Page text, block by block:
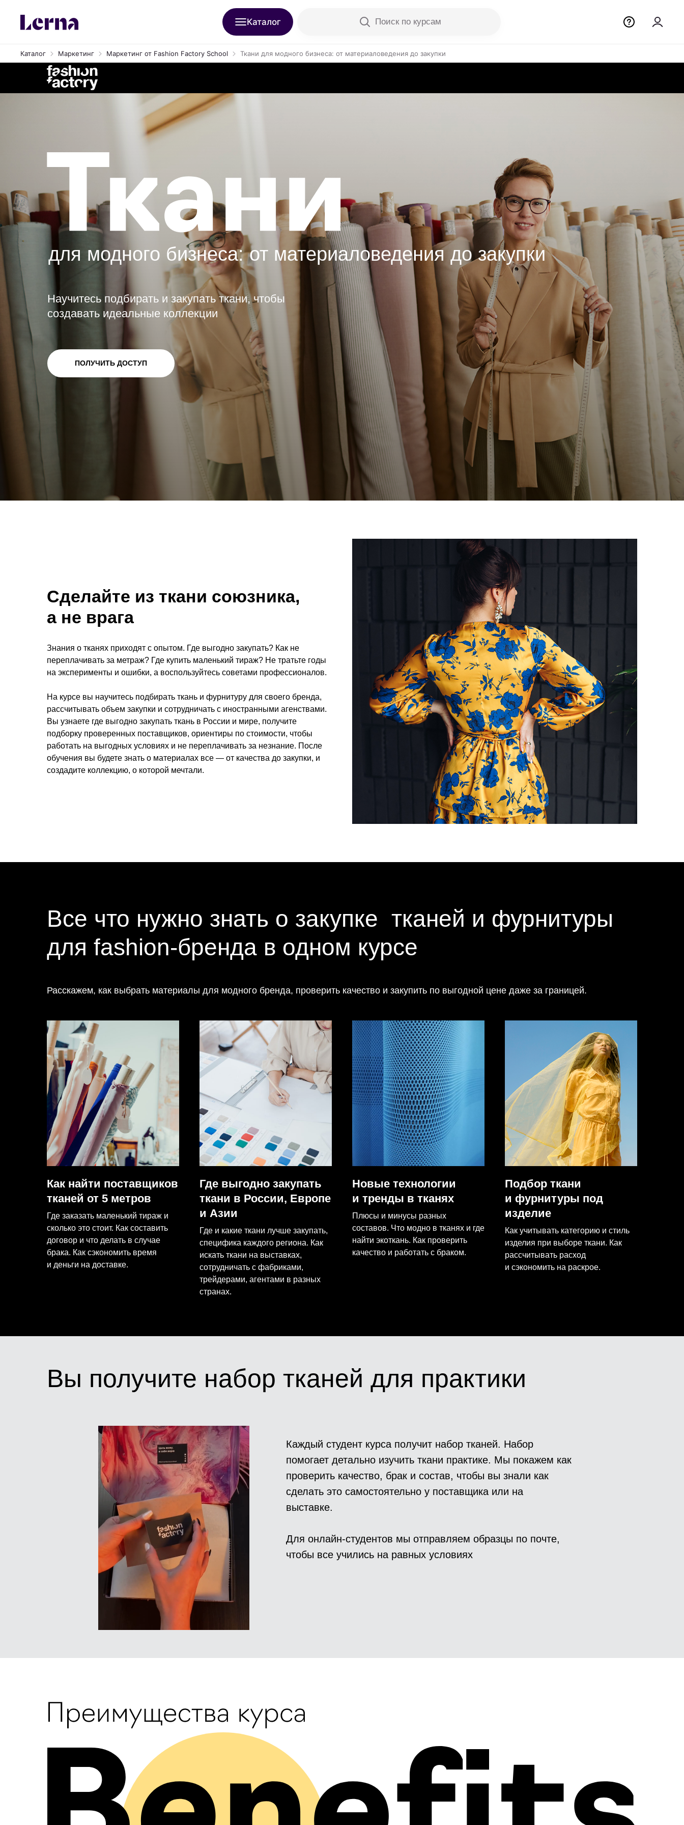
Каталог Поиск по курсам
Каталог Маркетинг Маркетинг от Fashion Factory School Ткани для модного бизнеса: от материаловедения до закупки
ПОЛУЧИТЬ ДОСТУП
для модного бизнеса: от материаловедения до закупки
Научитесь подбирать и закупать ткани, чтобы
создавать идеальные коллекции
Сделайте из ткани союзника,
а не врага
Знания о тканях приходят с опытом. Где выгодно закупать? Как не
переплачивать за метраж? Где купить маленький тираж? Не тратьте годы
на эксперименты и ошибки, а воспользуйтесь советами профессионалов.
На курсе вы научитесь подбирать ткань и фурнитуру для своего бренда,
рассчитывать объем закупки и сотрудничать с иностранными агенствами.
Вы узнаете где выгодно закупать ткань в России и мире, получите
подборку проверенных поставщиков, ориентиры по стоимости, чтобы
работать на выгодных условиях и не переплачивать за незнание. После
обучения вы будете знать о материалах все — от качества до закупки, и
создадите коллекцию, о которой мечтали.
Все что нужно знать о закупке тканей и фурнитуры
для fashion-бренда в одном курсе
Расскажем, как выбрать материалы для модного бренда, проверить качество и закупить по выгодной цене даже за границей.
Как найти поставщиков
тканей от 5 метров
Где заказать маленький тираж и
сколько это стоит. Как составить
договор и что делать в случае
брака. Как сэкономить время
и деньги на доставке.
Где выгодно закупать
ткани в России, Европе
и Азии
Где и какие ткани лучше закупать,
специфика каждого региона. Как
искать ткани на выставках,
сотрудничать с фабриками,
трейдерами, агентами в разных
странах.
Новые технологии
и тренды в тканях
Плюсы и минусы разных
составов. Что модно в тканях и где
найти экоткань. Как проверить
качество и работать с браком.
Подбор ткани
и фурнитуры под
изделие
Как учитывать категорию и стиль
изделия при выборе ткани. Как
рассчитывать расход
и сэкономить на раскрое.
Вы получите набор тканей для практики
Каждый студент курса получит набор тканей. Набор
помогает детально изучить ткани практике. Мы покажем как
проверить качество, брак и состав, чтобы вы знали как
сделать это самостоятельно у поставщика или на
выставке.
Для онлайн-студентов мы отправляем образцы по почте,
чтобы все учились на равных условиях